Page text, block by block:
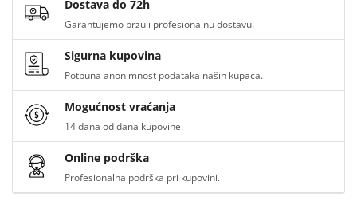
Dostava do 72h
Garantujemo brzu i profesionalnu dostavu.
Sigurna kupovina
Potpuna anonimnost podataka naših kupaca.
Mogućnost vraćanja
14 dana od dana kupovine.
Online podrška
Profesionalna podrška pri kupovini.